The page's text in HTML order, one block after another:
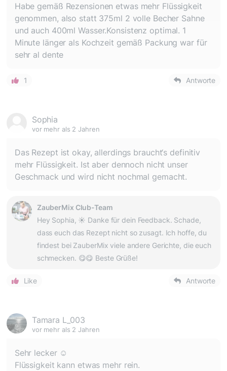
Habe gemäß Rezensionen etwas mehr Flüssigkeit
genommen, also statt 375ml 2 volle Becher Sahne
und auch 400ml Wasser.Konsistenz optimal. 1
Minute länger als Kochzeit gemäß Packung war für
sehr al dente
1 Antworte
Sophia
vor mehr als 2 Jahren
Das Rezept ist okay, allerdings braucht‘s definitiv
mehr Flüssigkeit. Ist aber dennoch nicht unser
Geschmack und wird nicht nochmal gemacht.
ZauberMix Club-Team
Hey Sophia, ☀️ Danke für dein Feedback. Schade,
dass euch das Rezept nicht so zusagt. Ich hoffe, du
findest bei ZauberMix viele andere Gerichte, die euch
schmecken. 😋😋 Beste Grüße!
Like Antworte
Tamara L_003
vor mehr als 2 Jahren
Sehr lecker ☺️
Flüssigkeit kann etwas mehr rein.